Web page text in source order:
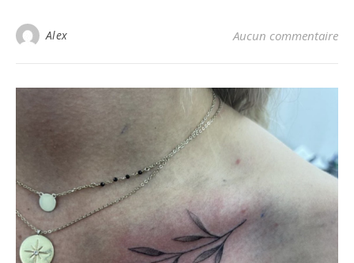
Alex Aucun commentaire